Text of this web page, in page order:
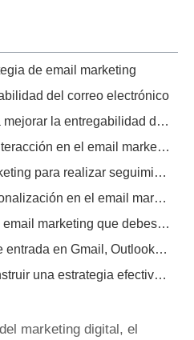
de email marketing
del correo electrónico
Mejores prácticas para mejorar la entregabilidad del correo electrónico
La importancia de la interacción en el email marketing
Métricas de email marketing para realizar seguimiento
Automatización y personalización en el email marketing
Errores comunes en el email marketing que debes evitar
Alcanzar la bandeja de entrada en Gmail, Outlook.com y Yahoo
Conclusión: Cómo construir una estrategia efectiva de email marketing
marketing digital, el